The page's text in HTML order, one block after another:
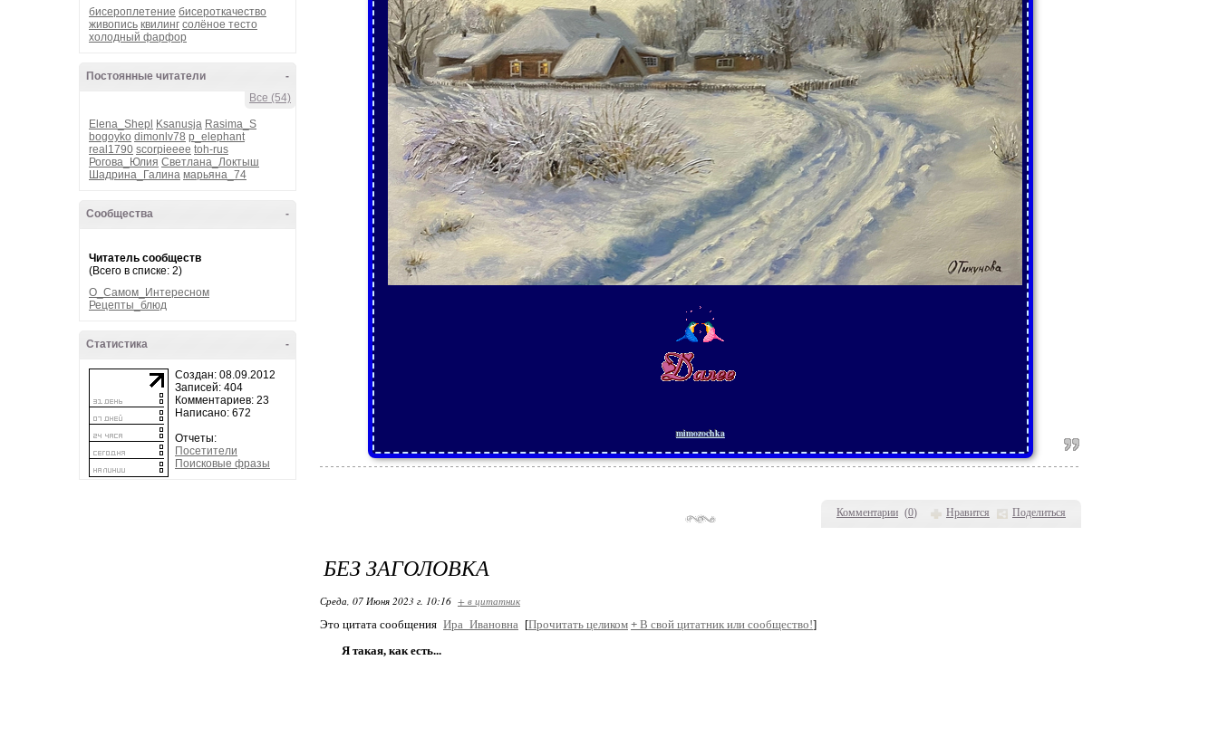
бисероплетение бисероткачество
живопись квилинг солёное тесто
холодный фарфор
-
Постоянные читатели
Все (54)
Elena_Shepl Ksanusja Rasima_S
bogoyko dimonlv78 p_elephant
real1790 scorpieeee toh-rus
Рогова_Юлия Светлана_Локтыш
Шадрина_Галина марьяна_74
-
Сообщества
Читатель сообществ
(Всего в списке: 2)
О_Самом_Интересном
Рецепты_блюд
-
Статистика
Создан: 08.09.2012
Записей: 404
Комментариев: 23
Написано: 672
Отчеты:
Посетители
Поисковые фразы
Комментарии (0) Нравится Поделиться
mimozochka
БЕЗ ЗАГОЛОВКА
Среда, 07 Июня 2023 г. 10:16 + в цитатник
Это цитата сообщения Ира_Ивановна [Прочитать целиком + В свой цитатник или сообщество!]
Я такая, как есть...